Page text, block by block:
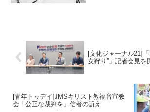
[文化ジャーナル21]
女狩り”」記者会見を
[青年トゥデイ]JMSキリスト教福音宣教
会「公正な裁判を」信者の訴え